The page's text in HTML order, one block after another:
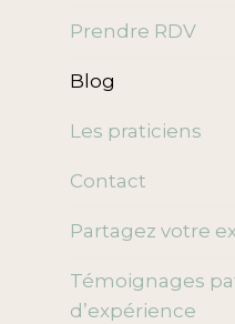
Prendre RDV
Blog
Les praticiens
Contact
Partagez votre
Témoignages
d’expérience